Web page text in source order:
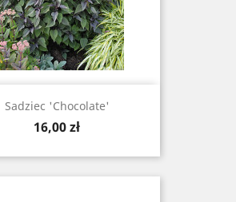
Sadziec 'Chocolate'
Cena
16,00 zł